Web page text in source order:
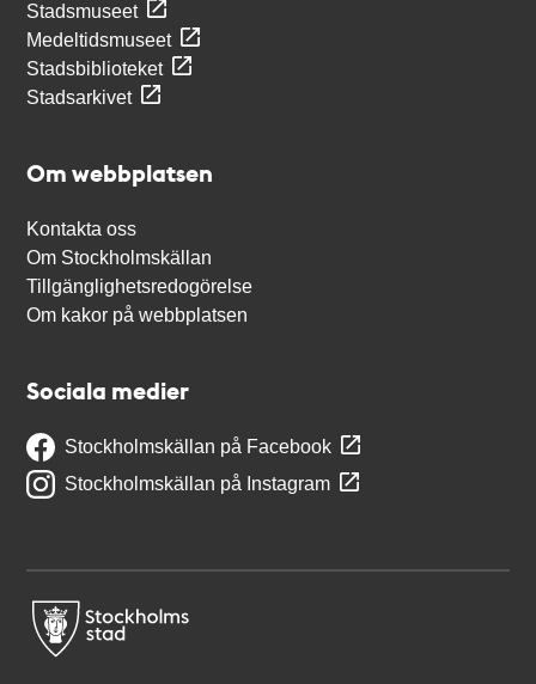
Stadsmuseet
Medeltidsmuseet
Stadsbiblioteket
Stadsarkivet
Om webbplatsen
Kontakta oss
Om Stockholmskällan
Tillgänglighetsredogörelse
Om kakor på webbplatsen
Sociala medier
Stockholmskällan på Facebook
Stockholmskällan på Instagram